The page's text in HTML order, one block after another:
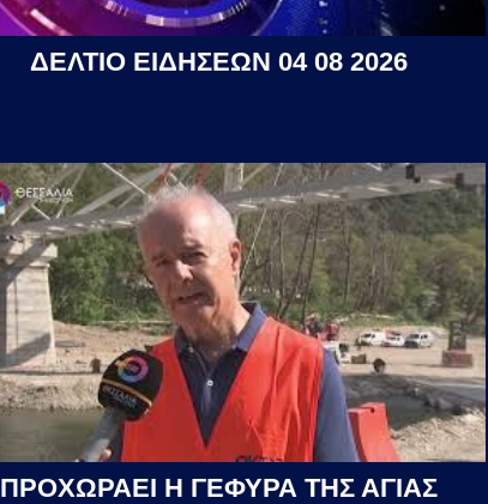
ΔΕΛΤΙΟ ΕΙΔΗΣΕΩΝ 04 08 2026
ΠΡΟΧΩΡΑΕΙ Η ΓΕΦΥΡΑ ΤΗΣ ΑΓΙΑΣ